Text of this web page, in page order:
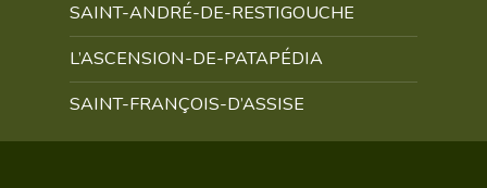
SAINT-ANDRÉ-DE-RESTIGOUCHE
L’ASCENSION-DE-PATAPÉDIA
SAINT-FRANÇOIS-D’ASSISE